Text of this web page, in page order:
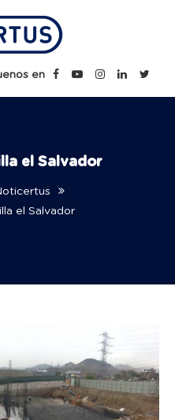
| Carreras
en
el Salvador
el Salvador